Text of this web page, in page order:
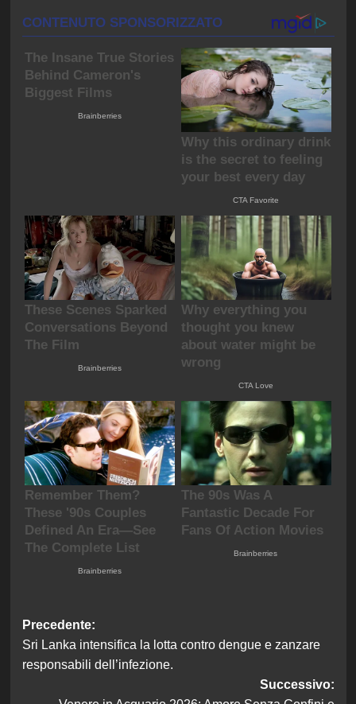
Navigazione
articolo
Precedente:
Sri Lanka intensifica la lotta contro dengue e zanzare
responsabili dell’infezione.
Successivo: